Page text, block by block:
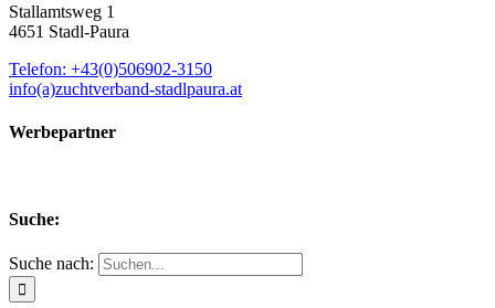
Stallamtsweg 1
4651 Stadl-Paura
Telefon: +43(0)506902-3150
info(a)zuchtverband-stadlpaura.at
Werbepartner
Suche:
Suche nach: